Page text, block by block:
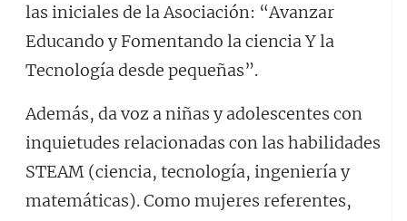
las iniciales de la Asociación: “Avanzar
Educando y Fomentando la ciencia Y la
Tecnología desde pequeñas”.
Además, da voz a niñas y adolescentes con
inquietudes relacionadas con las habilidades
STEAM (ciencia, tecnología, ingeniería y
matemáticas). Como mujeres referentes,